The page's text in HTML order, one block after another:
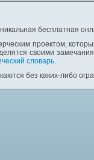
бесплатная
проектом,
своими
словарь.
без каких-либо